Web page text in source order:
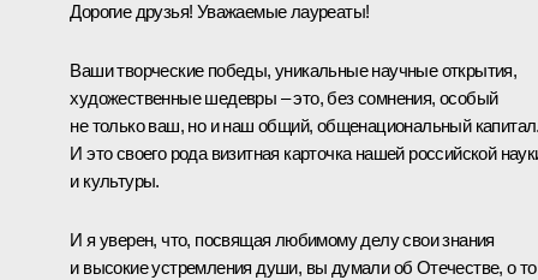
Дорогие друзья! Уважаемые лауреаты!
Ваши творческие победы, уникальные научные открытия,
художественные шедевры – это, без сомнения, особый
не только ваш, но и наш общий, общенациональный
И это своего рода визитная карточка нашей российской
и культуры.
И я уверен, что, посвящая любимому делу свои знания
и высокие устремления души, вы думали об Отечестве, о